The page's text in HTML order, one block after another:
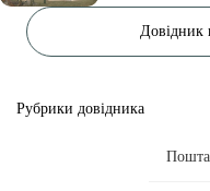
Довідник
Рубрики довідника
Пошта